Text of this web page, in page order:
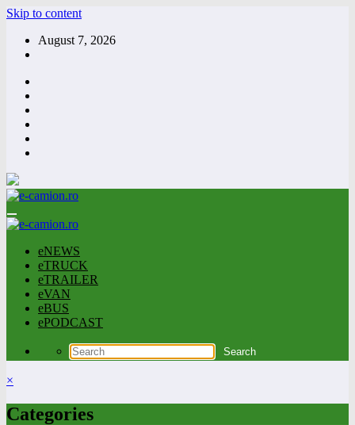
Skip to content
August 7, 2026
eNEWS
eTRUCK
eTRAILER
eVAN
eBUS
ePODCAST
×
Categories